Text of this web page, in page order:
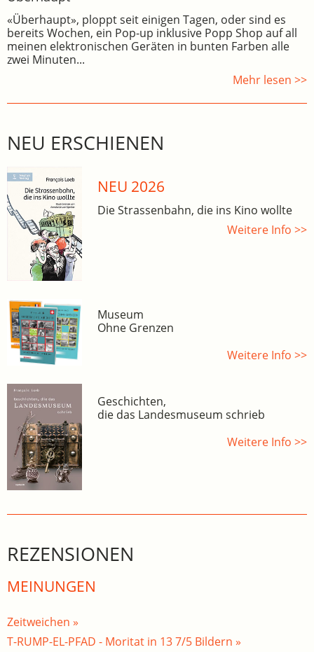
«Überhaupt», ploppt seit einigen Tagen, oder sind es
bereits Wochen, ein Pop-up inklusive Popp Shop auf all
meinen elektronischen Geräten in bunten Farben alle
zwei Minuten...
Mehr lesen >>
NEU ERSCHIENEN
NEU 2026
Die Strassenbahn, die ins Kino wollte
Weitere Info >>
Museum
Ohne Grenzen
Weitere Info >>
Geschichten,
die das Landesmuseum schrieb
Weitere Info >>
REZENSIONEN
MEINUNGEN
Zeitweichen »
T-RUMP-EL-PFAD - Moritat in 13 7/5 Bildern »